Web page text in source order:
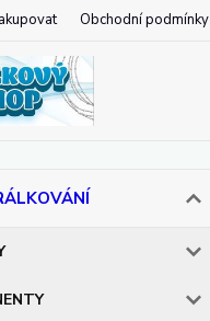
Obchodní podmínky